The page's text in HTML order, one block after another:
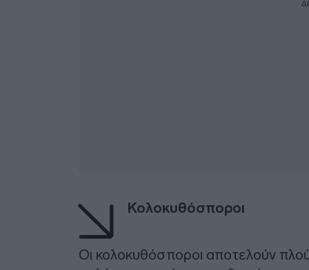
Κολοκυθόσποροι
Οι κολοκυθόσποροι αποτελούν